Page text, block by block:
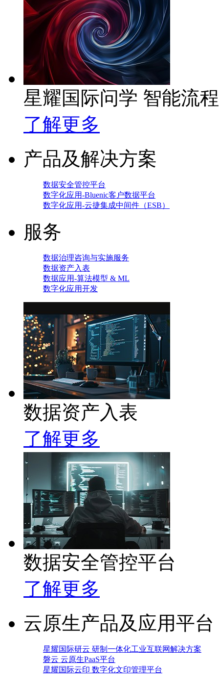
星耀国际问学 智能流
了解更多
产品及解决方案
数据安全管控平台
数字化应用-Bluenic客户数据平台
数字化应用-云捷集成中间件（ESB）
服务
数据治理咨询与实施服务
数据资产入表
数据应用-算法模型 & ML
数字化应用开发
数据资产入表
了解更多
数据安全管控平台
了解更多
云原生产品及应用平台
星耀国际研云 研制一体化工业互联网解决方案
磐云 云原生PaaS平台
星耀国际云印 数字化文印管理平台